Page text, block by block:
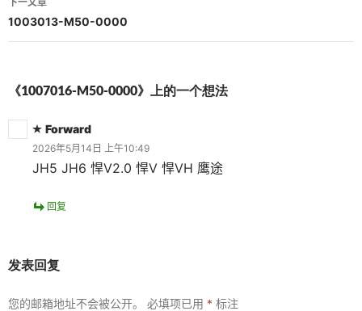
航
1003013-M50-0000
《1007016-M50-0000》上的一个想法
Forward
2026年5月14日 上午10:49
JH5 JH6 悍V2.0 悍V 悍VH 鹰途
回复
发表回复
您的邮箱地址不会被公开。 必填项已用 * 标注